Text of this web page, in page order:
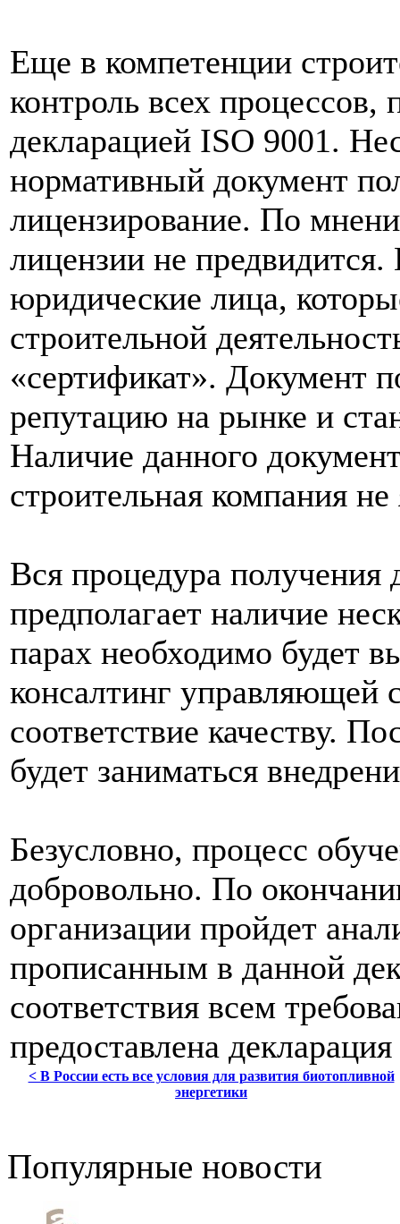
Еще в компетенции
контроль всех
декларацией ISO 9001.
нормативный документ
лицензирование. По
лицензии не
юридические лица,
строительной
«сертификат». Документ
репутацию на рынке и
Наличие данного
строительная компания
Вся процедура получения
предполагает наличие
парах необходимо будет
консалтинг управляющей
соответствие качеству.
будет заниматься
Безусловно, процесс
добровольно. По
организации пройдет
прописанным в данной
соответствия всем
предоставлена
< В России есть все условия для развития биотопливной
энергетики
Популярные новости